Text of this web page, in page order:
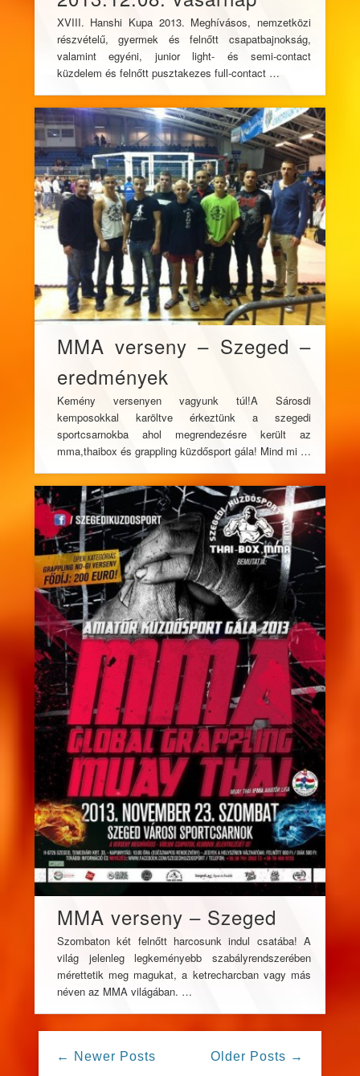
XVIII. Hanshi Kupa 2013. Meghívásos, nemzetközi
részvételű, gyermek és felnőtt csapatbajnokság,
valamint egyéni, junior light- és semi-contact
küzdelem és felnőtt pusztakezes full-contact …
MMA verseny – Szeged –
eredmények
Kemény versenyen vagyunk túl!A Sárosdi
kemposokkal karöltve érkeztünk a szegedi
sportcsarnokba ahol megrendezésre került az
mma,thaibox és grappling küzdősport gála! Mind mi …
MMA verseny – Szeged
Szombaton két felnőtt harcosunk indul csatába! A
világ jelenleg legkeményebb szabályrendszerében
mérettetik meg magukat, a ketrecharcban vagy más
néven az MMA világában. …
← Newer Posts Older Posts →